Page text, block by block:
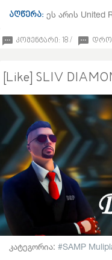
აღწერა: ეს არის United
კომენტარი: 18 / დრო:
[Like] SLIV
კატეგორია: SAMP